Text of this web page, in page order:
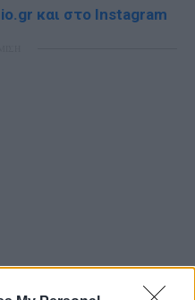
και στο Instagram